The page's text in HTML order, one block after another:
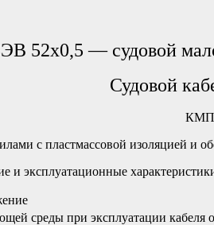
52х0,5 — судовой
Судовой
с пластмассовой изоляцией и
и эксплуатационные
среды при эксплуатации кабеля